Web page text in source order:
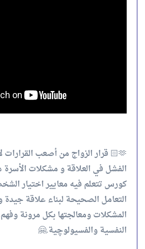
🫶🏻 قرار الزواج من أصعب
الفشل في العلاقة و مشكلات الأسرة
كورس تتعلم فيه معايير اختيار
التعامل الصحيحة لبناء علاقة
المشكلات ومعالجتها بكل مرونة
النفسية والفسيولوچية.🤗